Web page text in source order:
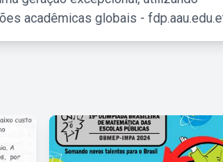
acadêmicas globais -